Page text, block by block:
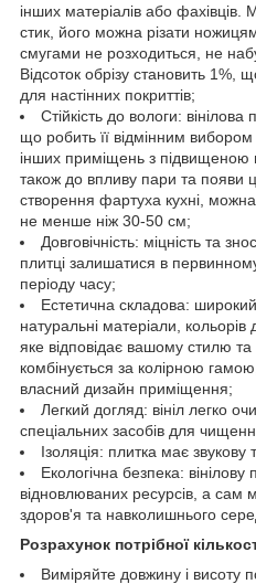
інших матеріалів або фахівців.
стик, його можна різати
смугами не розходиться, не
Відсоток обрізу становить
для настінних покриттів;
Стійкість до вологи: вінілова
що робить її відмінним вибором
інших приміщень з підвищеною
також до впливу пари та появи
створення фартуха кухні, можна
не менше ніж 30-50 см;
Довговічність: міцність та
плитці залишатися в
періоду часу;
Естетична складова:
натуральні матеріали, кольорів
яке відповідає вашому стилю
комбінується за колірною
власний дизайн приміщення;
Легкий догляд: вініл легко
спеціальних засобів для
Ізоляція: плитка має звукову
Екологічна безпека: вінілову
відновлюваних ресурсів, а сам
здоров'я та навколишнього
Розрахунок потрібної
Виміряйте довжину і висоту